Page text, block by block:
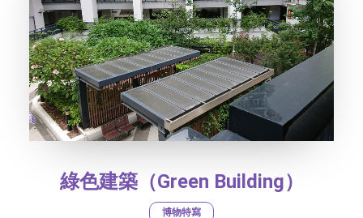
綠色建築（Green Building）
博物特寫